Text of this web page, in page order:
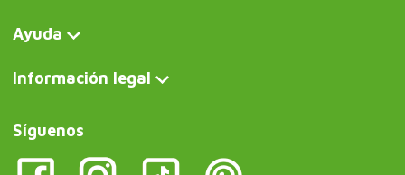
Ayuda
Información legal
Síguenos